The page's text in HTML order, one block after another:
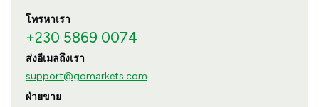
โทรหาเรา
+230 5869 0074
ส่งอีเมลถึงเรา
support@gomarkets.com
ฝ่ายขาย